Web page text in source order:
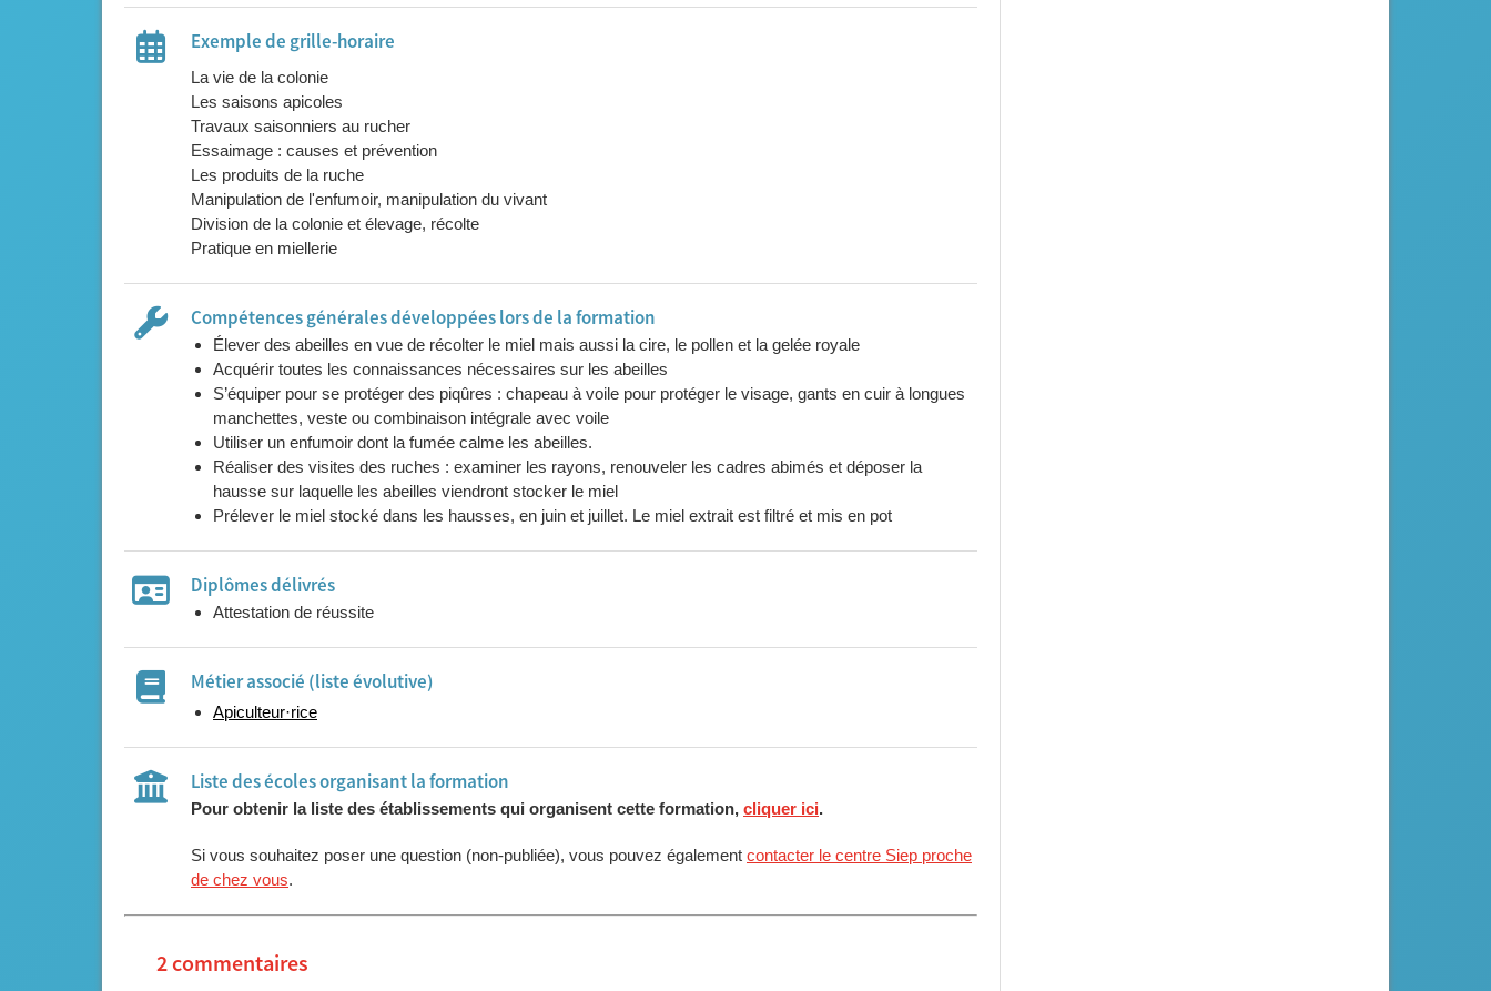
Exemple de grille-horaire
La vie de la colonie
Les saisons apicoles
Travaux saisonniers au rucher
Essaimage : causes et prévention
Les produits de la ruche
Manipulation de l'enfumoir, manipulation du vivant
Division de la colonie et élevage, récolte
Pratique en miellerie
Compétences générales développées lors de la formation
Élever des abeilles en vue de récolter le miel mais aussi la cire, le pollen et la gelée royale
Acquérir toutes les connaissances nécessaires sur les abeilles
S’équiper pour se protéger des piqûres : chapeau à voile pour protéger le visage, gants en cuir à longues
manchettes, veste ou combinaison intégrale avec voile
Utiliser un enfumoir dont la fumée calme les abeilles.
Réaliser des visites des ruches : examiner les rayons, renouveler les cadres abimés et déposer la
hausse sur laquelle les abeilles viendront stocker le miel
Prélever le miel stocké dans les hausses, en juin et juillet. Le miel extrait est filtré et mis en pot
Diplômes délivrés
Attestation de réussite
Métier associé (liste évolutive)
Apiculteur·rice
Liste des écoles organisant la formation
Pour obtenir la liste des établissements qui organisent cette formation, cliquer ici.
Si vous souhaitez poser une question (non-publiée), vous pouvez également contacter le centre Siep proche
de chez vous.
2 commentaires